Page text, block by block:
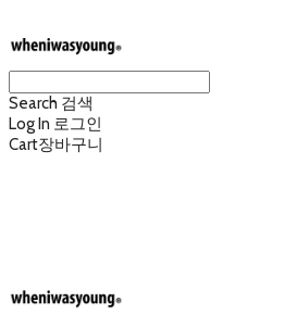
Search 검색
Log In 로그인
Cart장바구니